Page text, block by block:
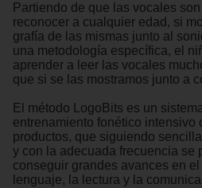
Partiendo de que las vocales
reconocer a cualquier edad, si
grafía de las mismas junto al
una metodología específica, el
aprender a leer las vocales
que si se las mostramos junto a
El método LogoBits es un
entrenamiento fonético intensivo
productos, que siguiendo
y con la adecuada frecuencia se
conseguir grandes avances en
lenguaje, la lectura y la